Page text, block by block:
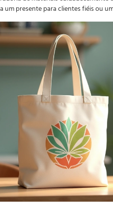
um presente para clientes fiéis ou